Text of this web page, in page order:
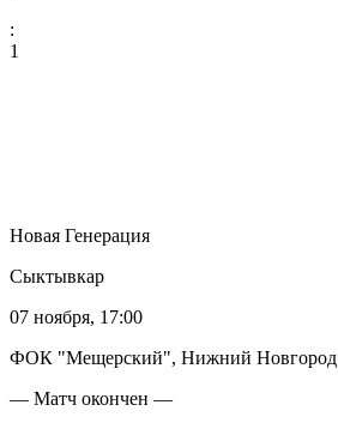
:
1
Новая Генерация
Сыктывкар
07 ноября, 17:00
ФОК "Мещерский", Нижний Новгород
— Матч окончен —